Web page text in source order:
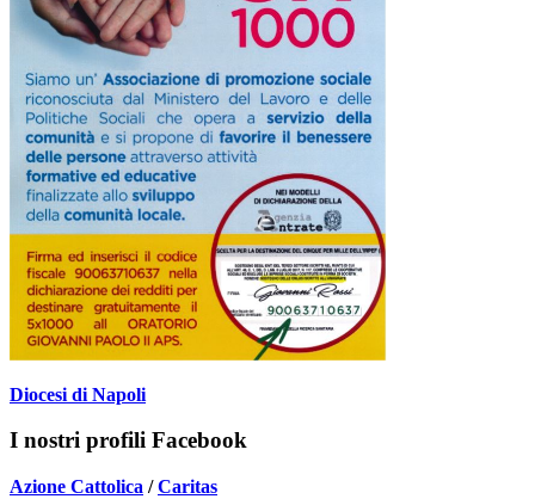
Diocesi di Napoli
I nostri profili Facebook
Azione Cattolica /Caritas